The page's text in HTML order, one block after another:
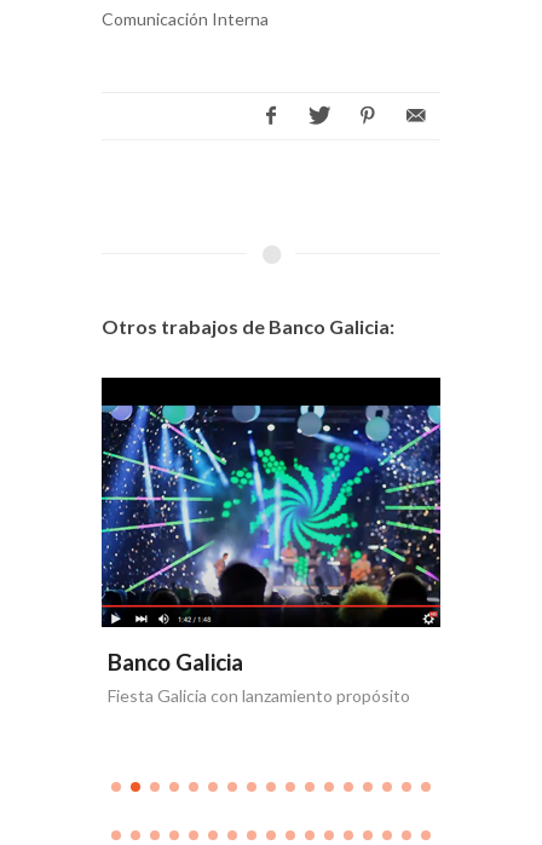
Comunicación Interna
Otros trabajos de Banco Galicia:
Banco Galicia
Fiesta Galicia con lanzamiento propósito